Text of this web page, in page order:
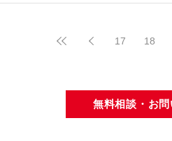
17 18
無料相談・お